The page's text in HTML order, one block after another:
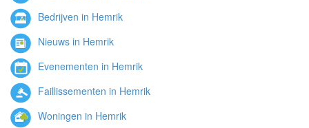
Bedrijven in Hemrik
Nieuws in Hemrik
Evenementen in Hemrik
Faillissementen in Hemrik
Woningen in Hemrik